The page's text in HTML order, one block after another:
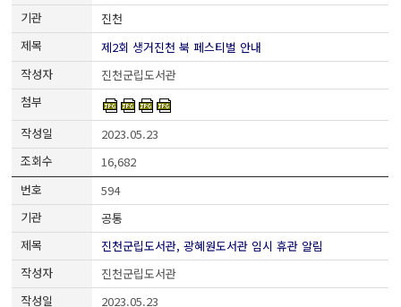
진천
제2회 생거진천 북 페스티벌 안내
진천군립도서관
2023.05.23
16,682
594
공통
진천군립도서관, 광혜원도서관 임시 휴관 알림
진천군립도서관
2023.05.23